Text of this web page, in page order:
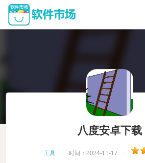
八度安卓下载
工具 时间：2024-11-17